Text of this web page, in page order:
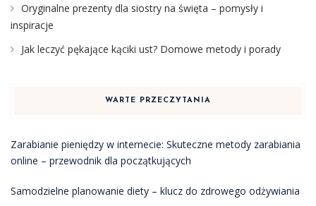
Oryginalne prezenty dla siostry na święta – pomysły i
inspiracje
Jak leczyć pękające kąciki ust? Domowe metody i porady
WARTE PRZECZYTANIA
Zarabianie pieniędzy w internecie: Skuteczne metody zarabiania
online – przewodnik dla początkujących
Samodzielne planowanie diety – klucz do zdrowego odżywiania